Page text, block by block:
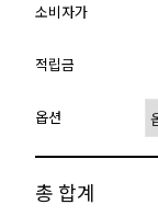
소비자가
적립금
옵션
총 합계